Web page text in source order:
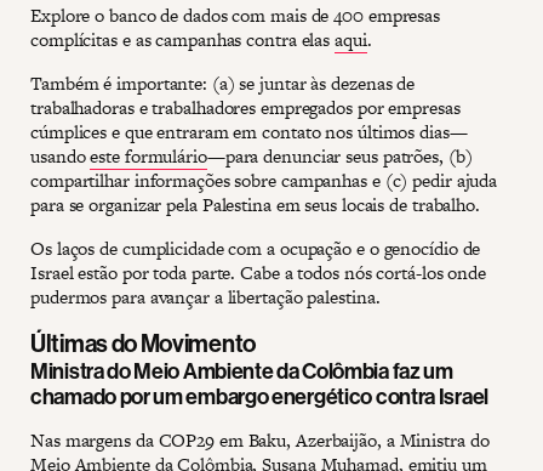
Explore o banco de dados com mais de 400 empresas
complícitas e as campanhas contra elasaqui.
Também é importante: (a) se juntar às dezenas de
trabalhadoras e trabalhadores empregados por empresas
cúmplices e que entraram em contato nos últimos dias—
usandoeste formulário—para denunciar seus patrões, (b)
compartilhar informações sobre campanhas e (c) pedir ajuda
para se organizar pela Palestina em seus locais de trabalho.
Os laços de cumplicidade com a ocupação e o genocídio de
Israel estão por toda parte. Cabe a todos nós cortá-los onde
pudermos para avançar a libertação palestina.
Últimas do Movimento
Ministra do Meio Ambiente da Colômbia faz um
chamado por um embargo energético contra Israel
Nas margens da COP29 em Baku, Azerbaijão, a Ministra do
Meio Ambiente da Colômbia, Susana Muhamad, emitiu um